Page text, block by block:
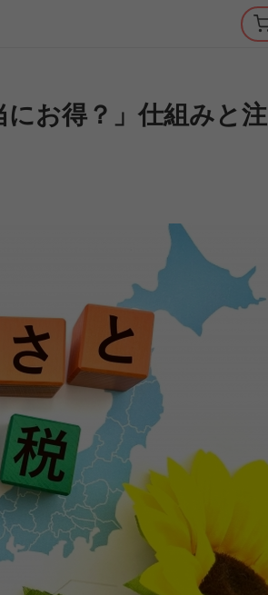
お得？」仕組みと注